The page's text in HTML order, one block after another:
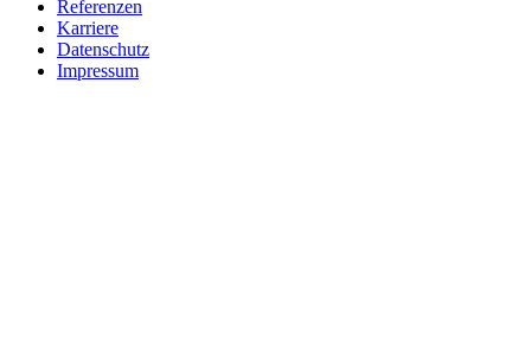
Referenzen
Karriere
Datenschutz
Impressum